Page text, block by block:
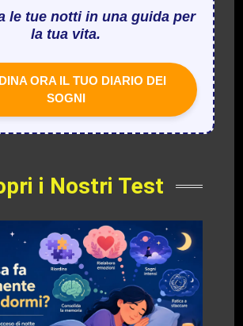
le tue notti in una guida per
la tua vita.
ORA IL TUO DIARIO DEI
SOGNI
i Nostri Test